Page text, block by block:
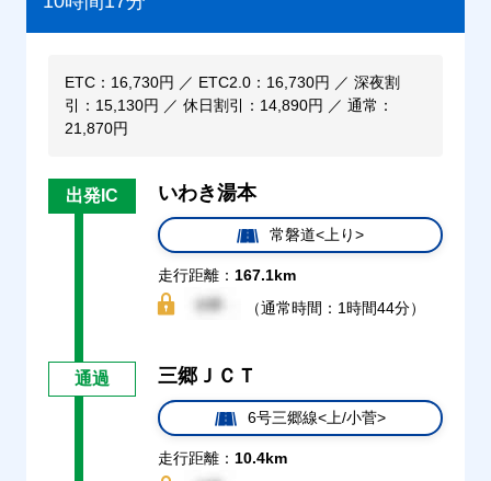
ETC：16,730円 ／ ETC2.0：16,730円 ／ 深夜割
引：15,130円 ／ 休日割引：14,890円 ／ 通常：
21,870円
出発IC いわき湯本
常磐道<上り>
走行距離： 167.1km
（通常時間：1時間44分）
通過 三郷ＪＣＴ
6号三郷線<上/小菅>
走行距離： 10.4km